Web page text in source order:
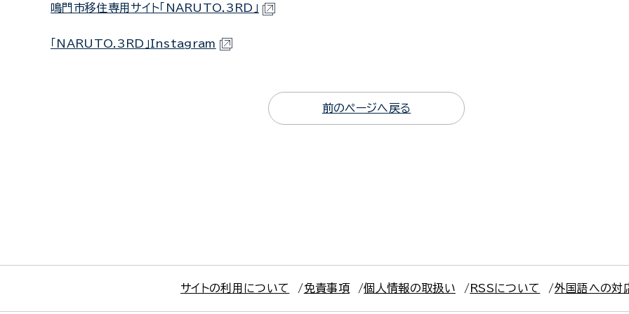
鳴門市移住専用サイト「NARUTO.3RD」
「NARUTO.3RD」Instagram
前のページへ戻る
サイトの利用について 免責事項 個人情報の取扱い RSSについて 外国語への対